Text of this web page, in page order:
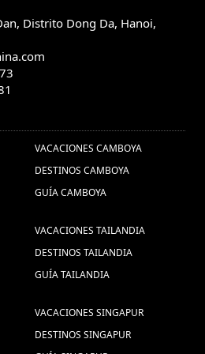
hanoi (1) ,
Paquetes
(3) ,
Hanoi (1) ,
(2) ,
(1) ,Viajes baratos Laos (3) ,
de viajes a vietnam (7) , Viagem
Minh (1) ,Delta do
por Myanmar (1) ,Phu
Vietnam con
de vietnam (1) ,Descobrir o
(21) ,
Distrito Dong Da, Hanoi,
VACACIONES CAMBOYA
DESTINOS CAMBOYA
GUÍA CAMBOYA
VACACIONES TAILANDIA
DESTINOS TAILANDIA
GUÍA TAILANDIA
VACACIONES SINGAPUR
DESTINOS SINGAPUR